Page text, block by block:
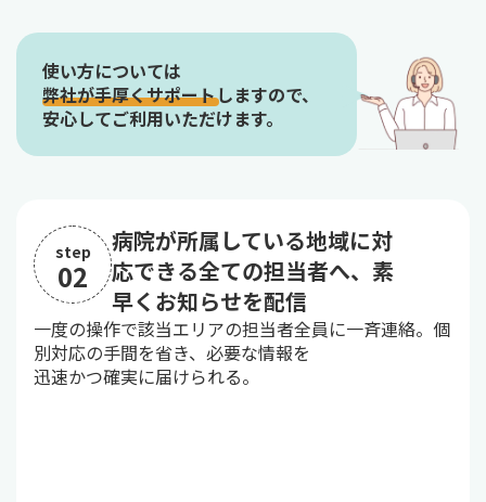
使い方については
弊社が手厚くサポートしますので、
安心してご利用いただけます。
step
02
病院が所属している地域に対
応できる全ての担当者へ、素
早くお知らせを配信
一度の操作で該当エリアの担当者全員に一斉連絡。個
別対応の手間を省き、必要な情報を
迅速かつ確実に届けられる。